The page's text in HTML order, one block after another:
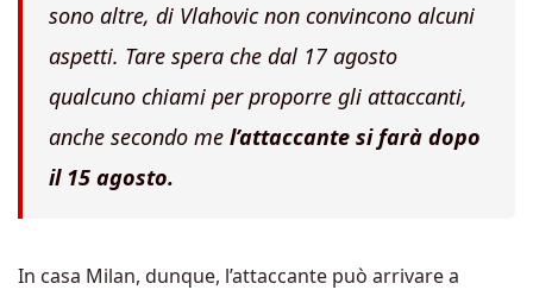
sono altre, di Vlahovic non convincono alcuni
aspetti. Tare spera che dal 17 agosto
qualcuno chiami per proporre gli attaccanti,
anche secondo me l’attaccante si farà dopo
il 15 agosto.
In casa Milan, dunque, l’attaccante può arrivare a